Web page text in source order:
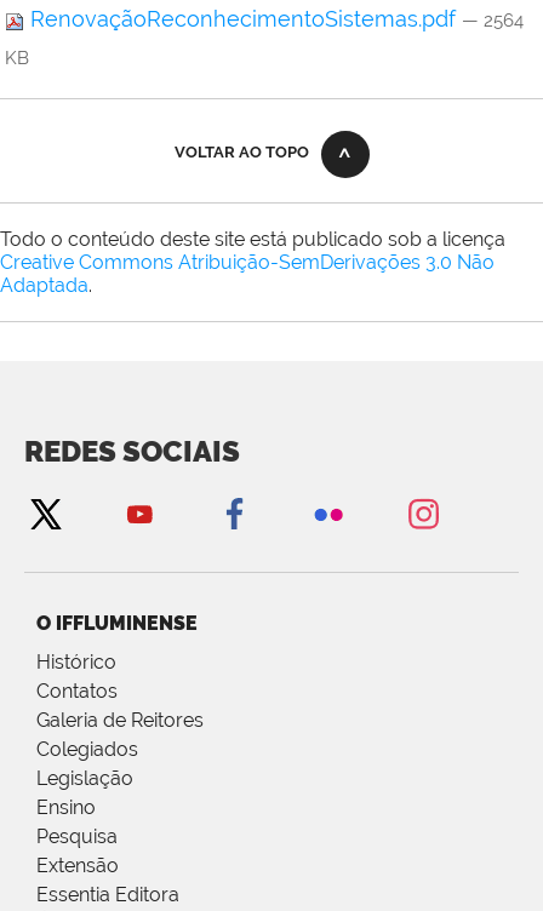
RenovaçãoReconhecimentoSistemas.pdf — 2564
KB
VOLTAR AO TOPO
Todo o conteúdo deste site está publicado sob a licença
Creative Commons Atribuição-SemDerivações 3.0 Não
Adaptada.
REDES SOCIAIS
O IFFLUMINENSE
Histórico
Contatos
Galeria de Reitores
Colegiados
Legislação
Ensino
Pesquisa
Extensão
Essentia Editora